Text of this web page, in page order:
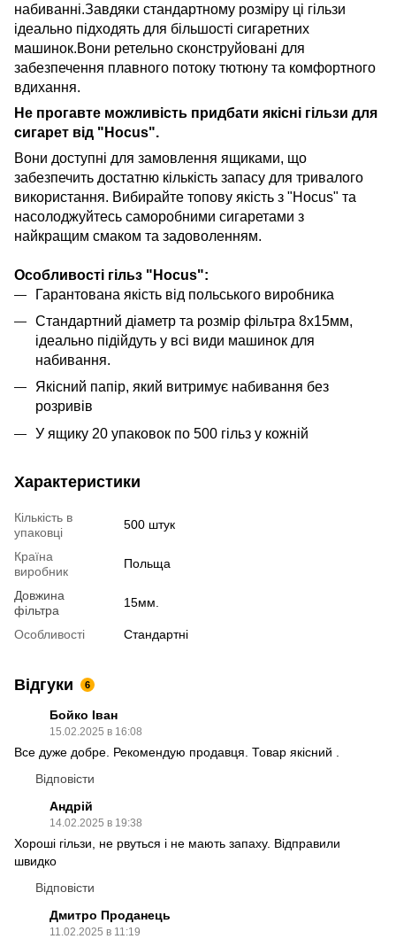
набиванні.Завдяки стандартному розміру ці гільзи
ідеально підходять для більшості сигаретних
машинок.Вони ретельно сконструйовані для
забезпечення плавного потоку тютюну та комфортного
вдихання.
Не прогавте можливість придбати якісні гільзи для
сигарет від "Hocus".
Вони доступні для замовлення ящиками, що
забезпечить достатню кількість запасу для тривалого
використання. Вибирайте топову якість з "Hocus" та
насолоджуйтесь саморобними сигаретами з
найкращим смаком та задоволенням.
Особливості гільз "Hocus":
Гарантована якість від польського виробника
Стандартний діаметр та розмір фільтра 8х15мм,
ідеально підійдуть у всі види машинок для
набивання.
Якісний папір, який витримує набивання без
розривів
У ящику 20 упаковок по 500 гільз у кожній
Характеристики
Кількість в
упаковці
500 штук
Країна
виробник
Польща
Довжина
фільтра
15мм.
Особливості Стандартні
Відгуки 6
Бойко Іван
15.02.2025 в 16:08
Все дуже добре. Рекомендую продавця. Товар якісний .
Відповісти
Андрій
14.02.2025 в 19:38
Хороші гільзи, не рвуться і не мають запаху. Відправили
швидко
Відповісти
Дмитро Проданець
11.02.2025 в 11:19